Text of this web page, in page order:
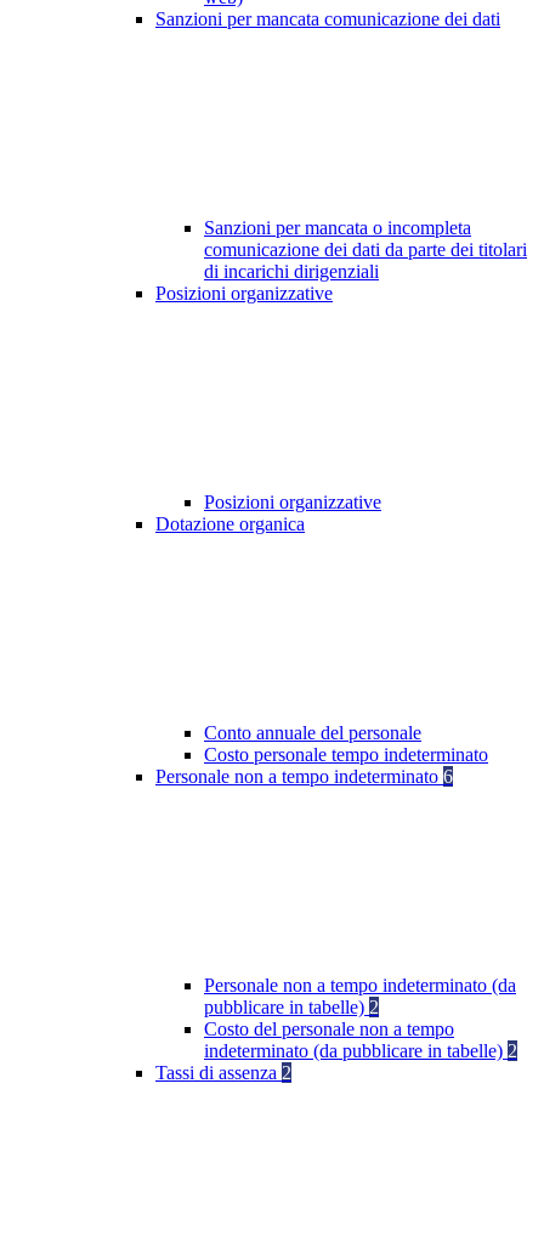
Sanzioni per mancata comunicazione dei dati
Sanzioni per mancata o incompleta
comunicazione dei dati da parte dei titolari
di incarichi dirigenziali
Posizioni organizzative
Posizioni organizzative
Dotazione organica
Conto annuale del personale
Costo personale tempo indeterminato
Personale non a tempo indeterminato 6
Personale non a tempo indeterminato (da
pubblicare in tabelle) 2
Costo del personale non a tempo
indeterminato (da pubblicare in tabelle) 2
Tassi di assenza 2